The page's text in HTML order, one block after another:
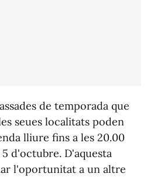
de temporada que
seues localitats poden
lliure fins a les 20.00
d'octubre. D'aquesta
l'oportunitat a un altre